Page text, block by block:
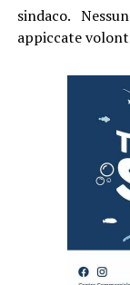
sindaco.
appiccate